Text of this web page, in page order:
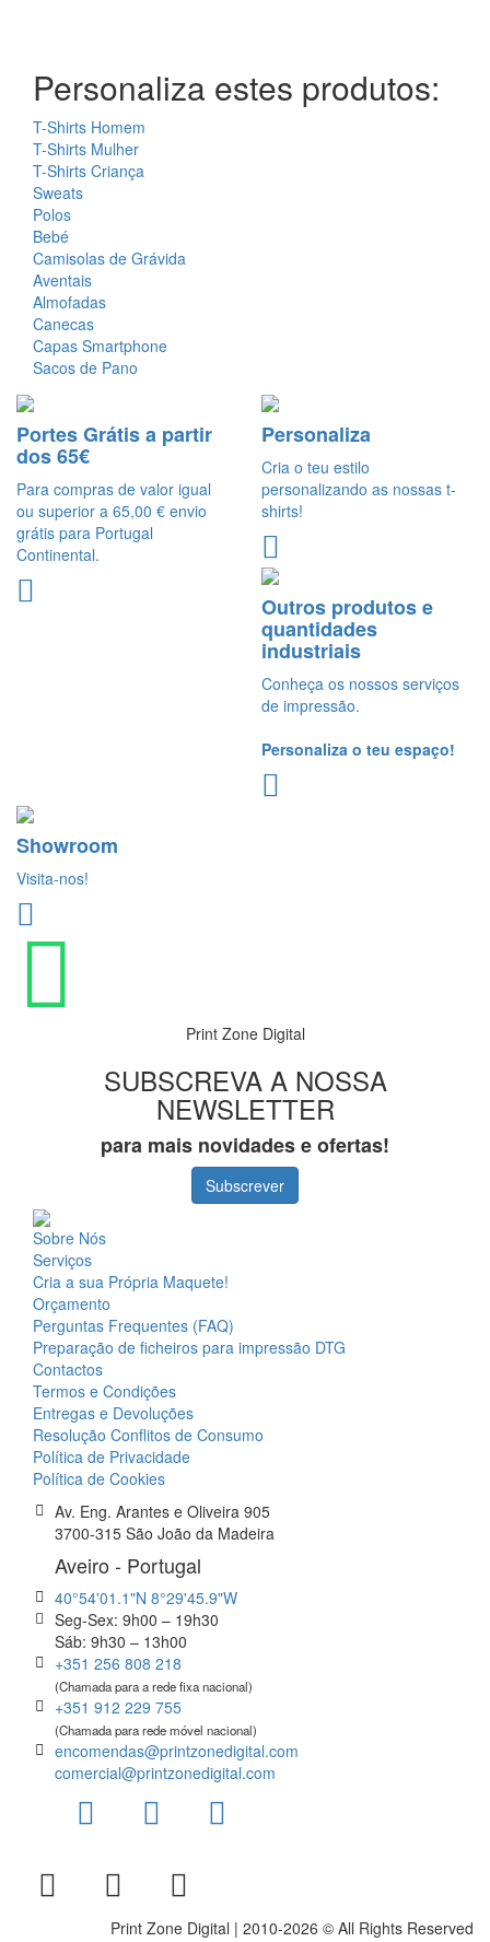
Personaliza estes produtos:
T-Shirts Homem
T-Shirts Mulher
T-Shirts Criança
Sweats
Polos
Bebé
Camisolas de Grávida
Aventais
Almofadas
Canecas
Capas Smartphone
Sacos de Pano
Portes Grátis a partir
dos 65€
Para compras de valor igual
ou superior a 65,00 € envio
grátis para Portugal
Continental.
Personaliza
Cria o teu estilo
personalizando as nossas t-
shirts!
Outros produtos e
quantidades
industriais
Conheça os nossos serviços
de impressão.
Personaliza o teu espaço!
Showroom
Visita-nos!
Print Zone Digital
SUBSCREVA A NOSSA
NEWSLETTER
para mais novidades e ofertas!
Subscrever
Sobre Nós
Serviços
Cria a sua Própria Maquete!
Orçamento
Perguntas Frequentes (FAQ)
Preparação de ficheiros para impressão DTG
Contactos
Termos e Condições
Entregas e Devoluções
Resolução Conflitos de Consumo
Política de Privacidade
Política de Cookies
Av. Eng. Arantes e Oliveira 905
3700-315 São João da Madeira
Aveiro - Portugal
40°54'01.1"N 8°29'45.9"W
Seg-Sex: 9h00 – 19h30
Sáb: 9h30 – 13h00
+351 256 808 218
(Chamada para a rede fixa nacional)
+351 912 229 755
(Chamada para rede móvel nacional)
encomendas@printzonedigital.com
comercial@printzonedigital.com
Print Zone Digital | 2010-2026 © All Rights Reserved